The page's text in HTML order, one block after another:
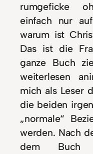
rumgeficke
einfach nur
warum ist
Das ist die
ganze Buch
weiterlesen
mich als Leser
die beiden
„normale“
werden. Nach
dem Buch